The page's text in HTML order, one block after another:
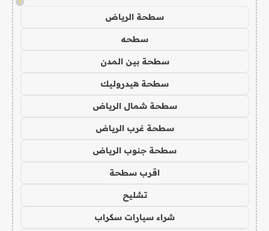
سطحة الرياض
سطحه
سطحة بين المدن
سطحة هيدروليك
سطحة شمال الرياض
سطحة غرب الرياض
سطحة جنوب الرياض
اقرب سطحة
تشليح
شراء سيارات سكراب